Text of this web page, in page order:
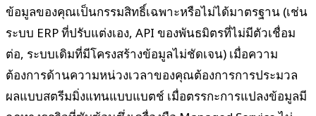
ข้อมูลของคุณเป็นกรรมสิทธิ์เฉพาะหรือไม่ได้มาตรฐาน (เช่น
ระบบ ERP ที่ปรับแต่งเอง, API ของพันธมิตรที่ไม่มีตัวเชื่อม
ต่อ, ระบบเดิมที่มีโครงสร้างข้อมูลไม่ชัดเจน) เมื่อความ
ต้องการด้านความหน่วงเวลาของคุณต้องการการประมวล
ผลแบบสตรีมมิ่งแทนแบบแบตช์ เมื่อตรรกะการแปลงข้อมูลมี